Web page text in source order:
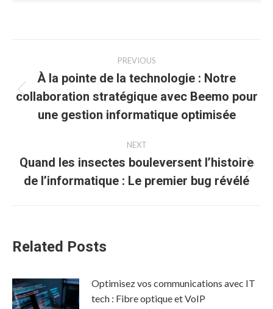
navigation
PREVIOUS
Previous
post:
À la pointe de la technologie : Notre
collaboration stratégique avec Beemo pour
une gestion informatique optimisée
NEXT
post:
Quand les insectes bouleversent l’histoire
de l’informatique : Le premier bug révélé
Related Posts
Optimisez vos communications avec IT
tech : Fibre optique et VoIP